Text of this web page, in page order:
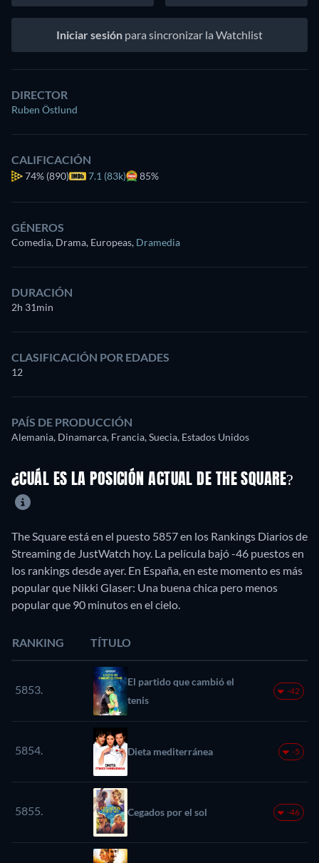
Iniciar sesión para sincronizar la Watchlist
DIRECTOR
Ruben Östlund
CALIFICACIÓN
74% (890) 7.1 (83k) 85%
GÉNEROS
Comedia, Drama, Europeas, Dramedia
DURACIÓN
2h 31min
CLASIFICACIÓN POR EDADES
12
PAÍS DE PRODUCCIÓN
Alemania, Dinamarca, Francia, Suecia, Estados Unidos
¿CUÁL ES LA POSICIÓN ACTUAL DE THE SQUARE?
The Square está en el puesto 5857 en los Rankings Diarios de
Streaming de JustWatch hoy. La película bajó -46 puestos en
los rankings desde ayer. En España, en este momento es más
popular que Nikki Glaser: Una buena chica pero menos
popular que 90 minutos en el cielo.
RANKING TÍTULO
5853.
El partido que cambió el
tenis
-42
5854. Dieta mediterránea -5
5855. Cegados por el sol -46